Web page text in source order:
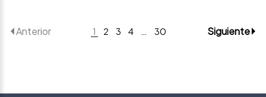
Anterior 1 2 3 4 30 Siguiente